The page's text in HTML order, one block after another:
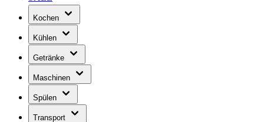
Kochen
Kühlen
Getränke
Maschinen
Spülen
Transport